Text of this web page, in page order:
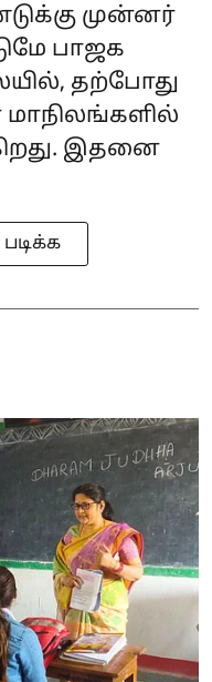
முன்னர்
பாஜக
தற்போது
மாநிலங்களில்
இதனை